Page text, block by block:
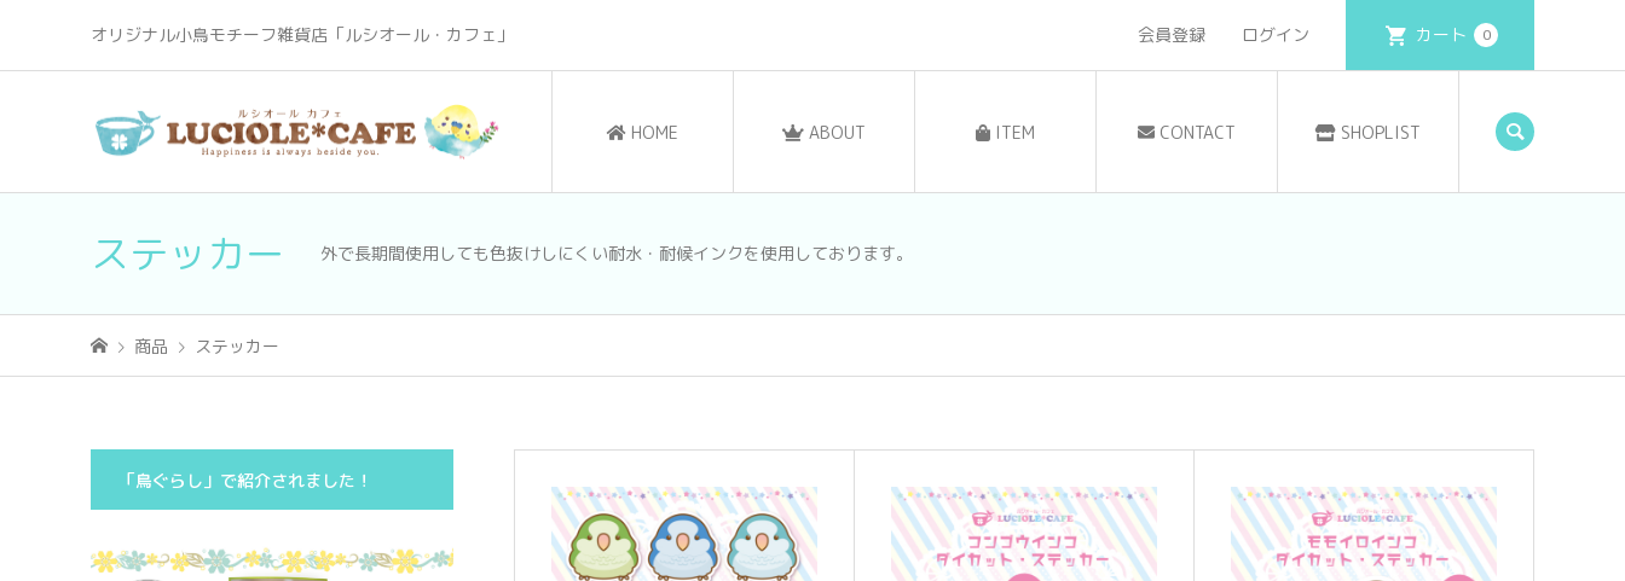
オリジナル小鳥モチーフ雑貨店「ルシオール・カフェ」 会員登録 ログイン カート 0
HOME ABOUT ITEM CONTACT SHOPLIST
ステッカー 外で長期間使用しても色抜けしにくい耐水・耐候インクを使用しております。
商品 ステッカー
「鳥ぐらし」で紹介されました！